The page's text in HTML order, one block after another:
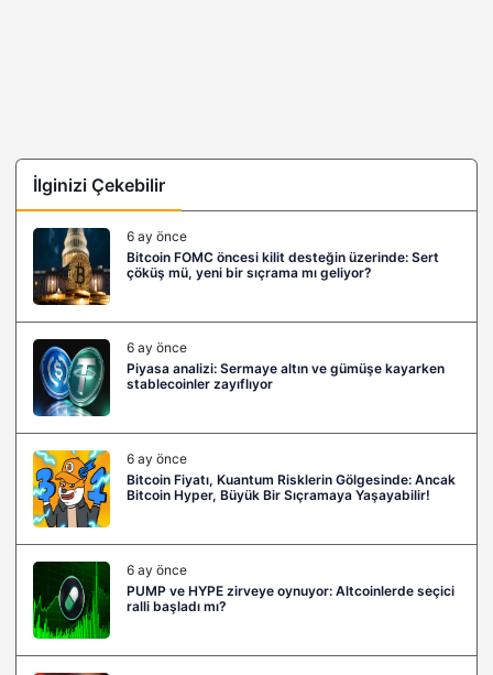
İlginizi Çekebilir
6 ay önce
Bitcoin FOMC öncesi kilit desteğin üzerinde: Sert
çöküş mü, yeni bir sıçrama mı geliyor?
6 ay önce
Piyasa analizi: Sermaye altın ve gümüşe kayarken
stablecoinler zayıflıyor
6 ay önce
Bitcoin Fiyatı, Kuantum Risklerin Gölgesinde: Ancak
Bitcoin Hyper, Büyük Bir Sıçramaya Yaşayabilir!
6 ay önce
PUMP ve HYPE zirveye oynuyor: Altcoinlerde seçici
ralli başladı mı?